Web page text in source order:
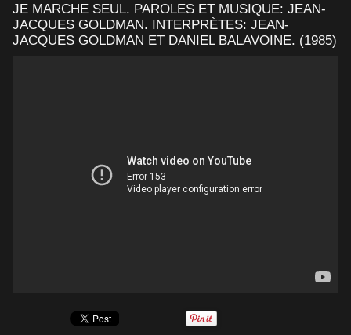
JE MARCHE SEUL. PAROLES ET MUSIQUE: JEAN-
JACQUES GOLDMAN. INTERPRÈTES: JEAN-
JACQUES GOLDMAN ET DANIEL BALAVOINE. (1985)